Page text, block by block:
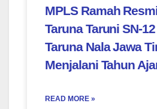
MPLS Ramah
Taruna Taruni SN-
Taruna Nala Jawa
Menjalani Tahun
READ MORE »